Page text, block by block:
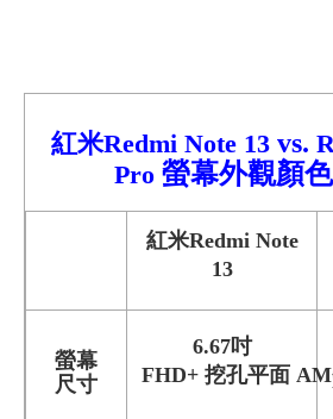
紅米Redmi Note 13vs.
Pro 螢幕外觀顏
紅米Redmi Note
13
螢幕
尺寸
6.67吋
FHD+ 挖孔平面